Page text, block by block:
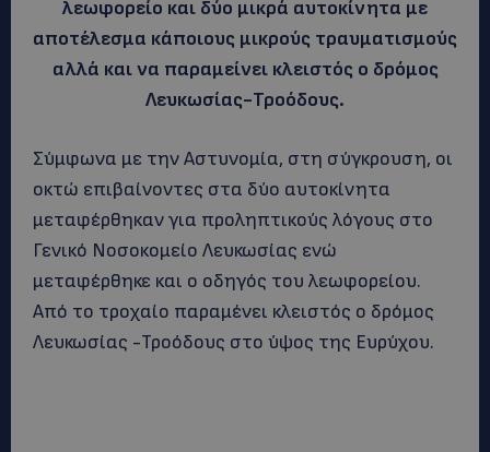
λεωφορείο και δύο μικρά αυτοκίνητα με
αποτέλεσμα κάποιους μικρούς τραυματισμούς
αλλά και να παραμείνει κλειστός ο δρόμος
Λευκωσίας-Τροόδους.
Σύμφωνα με την Αστυνομία, στη σύγκρουση, οι
οκτώ επιβαίνοντες στα δύο αυτοκίνητα
μεταφέρθηκαν για προληπτικούς λόγους στο
Γενικό Νοσοκομείο Λευκωσίας ενώ
μεταφέρθηκε και ο οδηγός του λεωφορείου.
Από το τροχαίο παραμένει κλειστός ο δρόμος
Λευκωσίας -Τροόδους στο ύψος της Ευρύχου.